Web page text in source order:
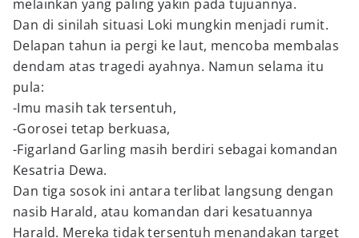
melainkan yang paling yakin pada tujuannya.
Dan di sinilah situasi Loki mungkin menjadi rumit.
Delapan tahun ia pergi ke laut, mencoba membalas
dendam atas tragedi ayahnya. Namun selama itu
pula:
-Imu masih tak tersentuh,
-Gorosei tetap berkuasa,
-Figarland Garling masih berdiri sebagai komandan
Kesatria Dewa.
Dan tiga sosok ini antara terlibat langsung dengan
nasib Harald, atau komandan dari kesatuannya
Harald. Mereka tidak tersentuh menandakan target